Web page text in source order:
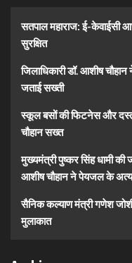
सतपाल महाराज: ई-केवाईसी
सुरक्षित
जिलाधिकारी डॉ. आशीष चौहान
जताई सख्ती
स्कूल बसों की फिटनेस और
चौहान सख्त
मुख्यमंत्री पुष्कर सिंह धामी की
आशीष चौहान ने पेयजल के
सैनिक कल्याण मंत्री गणेश
मुलाकात